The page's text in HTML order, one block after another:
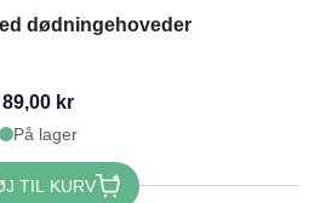
dødningehoveder
89,00 kr
På lager
TIL KURV